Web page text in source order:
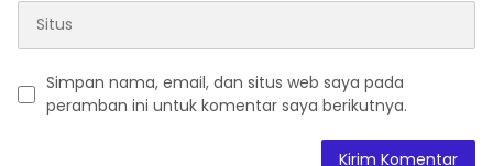
Simpan nama, email, dan situs web saya pada
peramban ini untuk komentar saya berikutnya.